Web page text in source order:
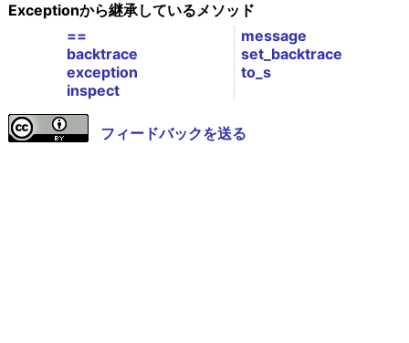
Exceptionから継承しているメソッド
==
backtrace
exception
inspect
message
set_backtrace
to_s
フィードバックを送る